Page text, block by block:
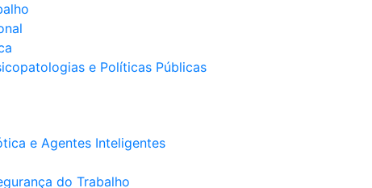
e Políticas Públicas
e Agentes Inteligentes
do Trabalho